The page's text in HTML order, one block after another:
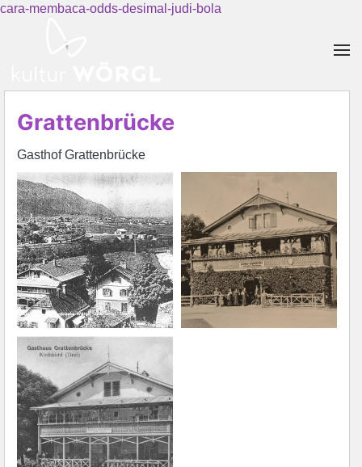
cara-membaca-odds-desimal-judi-bola
Grattenbrücke
Gasthof Grattenbrücke